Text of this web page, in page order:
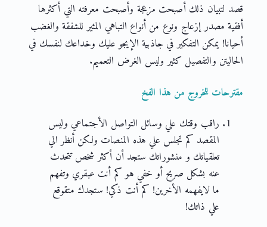
قصد لتبيان ذلك أصبحت مزعجة وأصبحت معرفته التي أكثرها
أفقية مصدر إزعاج ونوع من أنواع التباهي المثير للشفقة والغضب
أحيانا! يمكن التفكير في جاذبية الإيجو عليك وخداعك لنفسك في
الحاليتن والتفصيل كثير وليس الغرض التعميم.
مقترحات للخروج من هذا الفخ
راقب وقتك علي وسائل التواصل الأجتماعي وليس
المقصد كم تجلس علي هذه المنصات ولكن أنظر الي
تعلقياتك و منشوراتك ستجد أن أكثر شخص تتحدث
عنه بشكل صريح أو خفي هو كم أنت عبقري وتفهم
ما لايفهمه الأخرين! كم أنت ذكي! ستجدك متقوقع
علي ذاتك!